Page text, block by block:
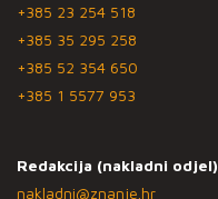
+385 23 254 518
+385 35 295 258
+385 52 354 650
+385 1 5577 953
Redakcija (nakladni odjel)
nakladni@znanje.hr